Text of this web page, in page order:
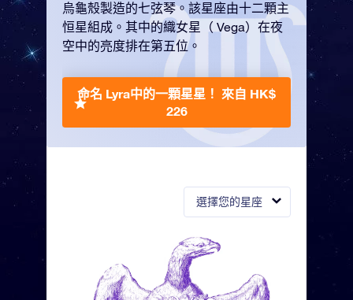
選擇您的星座
烏龜殼製造的七弦琴。該星座由十二顆主
恒星組成。其中的織女星（ Vega）在夜
空中的亮度排在第五位。
命名 Lyra中的一顆星星！ 來自 HK$
226